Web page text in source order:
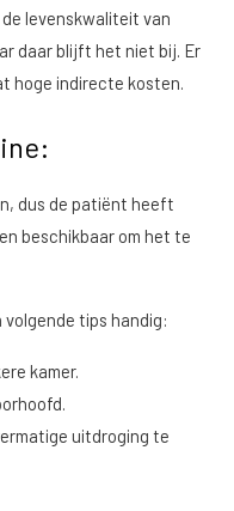
levenskwaliteit van
daar blijft het niet bij. Er
hoge indirecte kosten.
dus de patiënt heeft
beschikbaar om het te
tips handig:
kamer.
uitdroging te